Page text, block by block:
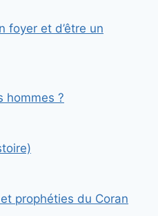
foyer et d’être un
hommes ?
prophéties du Coran